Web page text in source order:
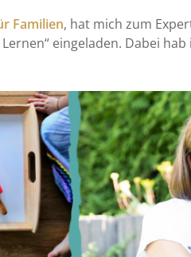
Familien, hat mich zum
eingeladen. Dabei